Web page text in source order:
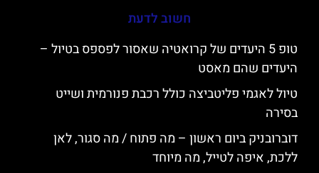
חשוב לדעת
טופ 5 היעדים של קרואטיה שאסור לפספס בטיול –
היעדים שהם מאסט
טיול לאגמי פליטביצה כולל רכבת פנורמית ושייט
בסירה
דוברובניק ביום ראשון – מה פתוח / מה סגור, לאן
ללכת, איפה לטייל, מה מיוחד